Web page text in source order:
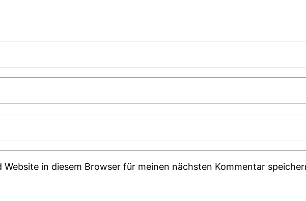
Website in diesem Browser für meinen nächsten Kommentar